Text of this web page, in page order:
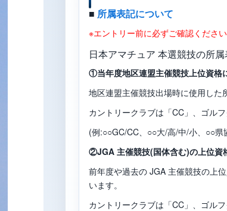
■ 所属表記について
※エントリー前に必ずご確認ください
日本アマチュア 本選競技の所
①当年度地区連盟主催競技上位資格
地区連盟主催競技出場時に使用した
カントリークラブは「CC」、ゴル
(例:○○GC/CC、○○大/高/中/小、○○
②JGA 主催競技(国体含む)の上位資
前年度や過去の JGA 主催競技の上
います。
カントリークラブは「CC」、ゴル